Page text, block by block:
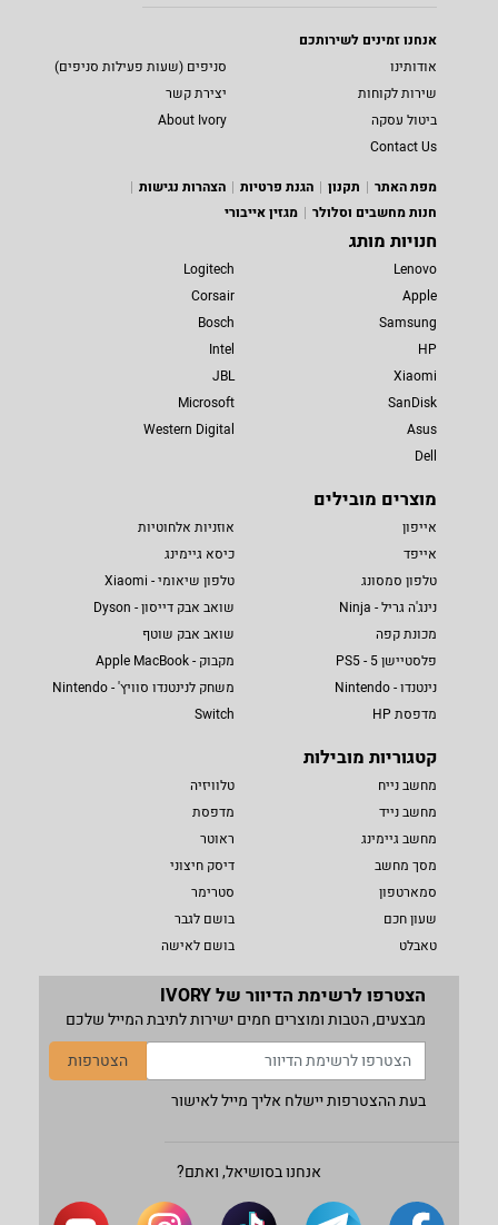
אנחנו זמינים לשירותכם
אודותינו
סניפים (שעות פעילות סניפים)
שירות לקוחות
יצירת קשר
ביטול עסקה
About Ivory
Contact Us
מפת האתר
תקנון הגנת פרטיות
הצהרות נגישות
חנות מחשבים וסלולר
מגזין אייבורי
חנויות מותג
Lenovo
Apple
Samsung
HP
Xiaomi
SanDisk
Asus
Dell
Logitech
Corsair
Bosch
Intel
JBL
Microsoft
Western Digital
מוצרים מובילים
אייפון
אייפד
טלפון סמסונג
נינג'ה גריל - Ninja
מכונת קפה
פלסטיישן 5 - PS5
נינטנדו - Nintendo
מדפסת HP
אוזניות אלחוטיות
כיסא גיימינג
טלפון שיאומי - Xiaomi
שואב אבק דייסון - Dyson
שואב אבק שוטף
מקבוק - Apple MacBook
משחק לנינטנדו סוויץ' - Nintendo
Switch
קטגוריות מובילות
מחשב נייח
מחשב נייד
מחשב גיימינג
מסך מחשב
סמארטפון
שעון חכם
טאבלט
טלוויזיה
מדפסת
ראוטר
דיסק חיצוני
סטרימר
בושם לגבר
בושם לאישה
הצטרפו לרשימת הדיוור של IVORY
מבצעים, הטבות ומוצרים חמים ישירות לתיבת המייל שלכם
הצטרפות
בעת ההצטרפות יישלח אליך מייל לאישור
אנחנו בסושיאל, ואתם?